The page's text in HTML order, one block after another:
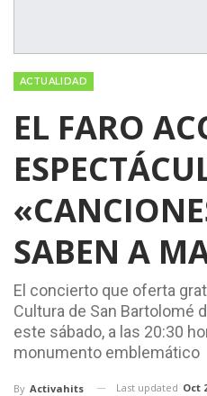
ACTUALIDAD
EL FARO
SABEN A
El concierto que oferta
Cultura de San Bartolomé
este sábado, a las 20:30
monumento emblemático
By Activahits Last updated Oct